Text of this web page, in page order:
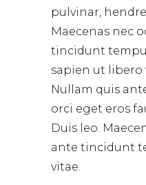
pulvinar,
Maecenas nec
tincidunt
sapien ut libero
Nullam quis
orci eget eros
Duis leo.
ante tincidunt
vitae.